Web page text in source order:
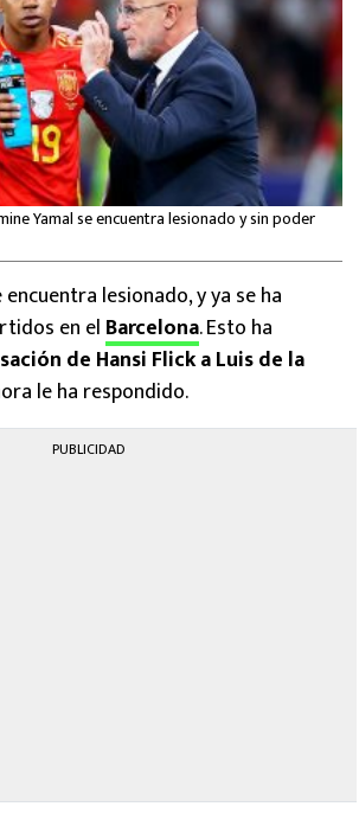
Yamal se encuentra lesionado y sin poder
encuentra lesionado, y ya se ha
en el Barcelona. Esto ha
deHansi Flicka Luis de la
le ha respondido.
PUBLICIDAD